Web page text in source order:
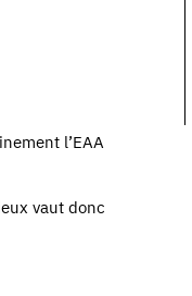
l’EAA
vaut donc